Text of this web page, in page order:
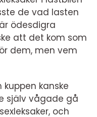
de vad lasten
ödesdigra
att det kom som
dem, men vem
kanske
själv vågade gå
och